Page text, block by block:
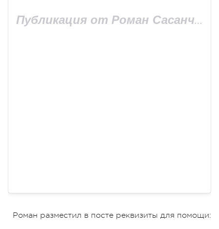
Публикация от Роман Сасанчин (@sasanchyn_official)
Роман разместил в посте реквизиты для помощи: